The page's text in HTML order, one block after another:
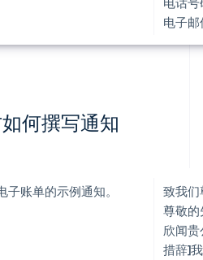
电子
何撰写通知
账单的示例通知。
致我
尊敬
欣闻
措辞]